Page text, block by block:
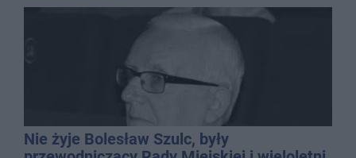
Nie żyje Bolesław Szulc, były